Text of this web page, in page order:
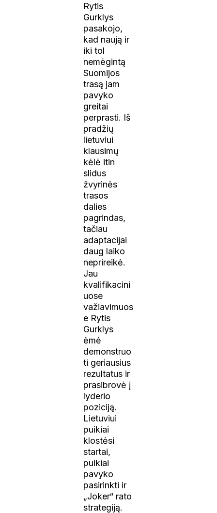
Rytis
Gurklys
pasakojo,
kad naują ir
iki tol
nemėgintą
Suomijos
trasą jam
pavyko
greitai
perprasti. Iš
pradžių
lietuviui
klausimų
kėlė itin
slidus
žvyrinės
trasos
dalies
pagrindas,
tačiau
adaptacijai
daug laiko
neprireikė.
Jau
kvalifikacini
uose
važiavimuos
e Rytis
Gurklys
ėmė
demonstruo
ti geriausius
rezultatus ir
prasibrovė į
lyderio
poziciją.
Lietuviui
puikiai
klostėsi
startai,
puikiai
pavyko
pasirinkti ir
„Joker“ rato
strategiją.